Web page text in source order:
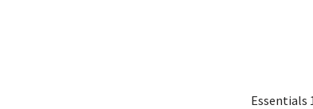
Essentials